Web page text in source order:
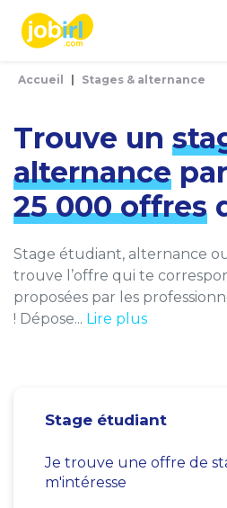
Accueil Stages & alternance
Trouve un
alternance
25 000 offres
Stage étudiant, alternance
trouve l’offre qui te
proposées par les
! Dépose... Lire plus
Stage étudiant
Je trouve une offre de
m'intéresse
Panneau de gestion des cookies